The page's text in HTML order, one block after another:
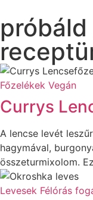
Főzelékek Vegán
Currys
A lencse levét
hagymával,
összeturmixolom.
Levesek Félórás